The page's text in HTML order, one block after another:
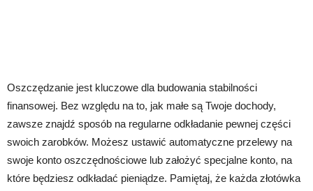
Oszczędzanie jest kluczowe dla budowania stabilności
finansowej. Bez względu na to, jak małe są Twoje dochody,
zawsze znajdź sposób na regularne odkładanie pewnej części
swoich zarobków. Możesz ustawić automatyczne przelewy na
swoje konto oszczędnościowe lub założyć specjalne konto, na
które będziesz odkładać pieniądze. Pamiętaj, że każda złotówka